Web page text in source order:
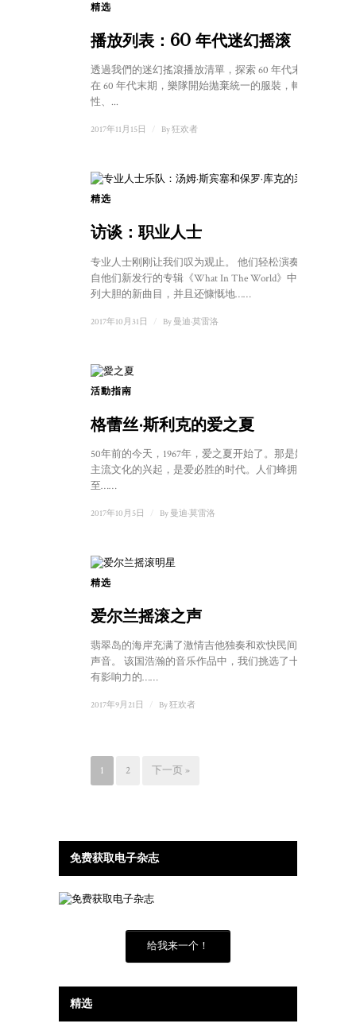
精选
播放列表：60 年代迷幻摇滚
透過我們的迷幻搖滾播放清單，探索 60 年代末期。
在 60 年代末期，樂隊開始拋棄統一的服裝，轉向
性、...
2017年11月15日 By狂欢者
精选
访谈：职业人士
专业人士刚刚让我们叹为观止。 他们轻松演奏了来
自他们新发行的专辑《What In The World》中的一系
列大胆的新曲目，并且还慷慨地……
2017年10月31日 By 曼迪·莫雷洛
活動指南
格蕾丝·斯利克的爱之夏
50年前的今天，1967年，爱之夏开始了。那是嬉皮反
主流文化的兴起，是爱必胜的时代。人们蜂拥而
至……
2017年10月5日 By曼迪·莫雷洛
精选
爱尔兰摇滚之声
翡翠岛的海岸充满了激情吉他独奏和欢快民间音乐的
声音。 该国浩瀚的音乐作品中，我们挑选了十首具
有影响力的……
2017年9月21日 By狂欢者
1 2 下一页 »
免费获取电子杂志
给我来一个！
精选